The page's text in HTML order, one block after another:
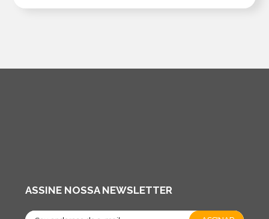
ASSINE NOSSA NEWSLETTER